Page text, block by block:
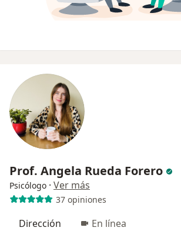
Prof. Angela Rueda Forero
Psicólogo · Ver más
37 opiniones
Dirección En línea